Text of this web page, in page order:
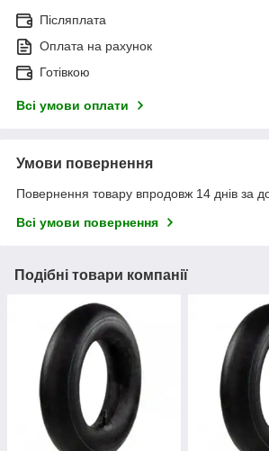
Післяплата
Оплата на рахунок
Готівкою
Всі умови оплати
Умови повернення
Повернення товару впродовж 14 днів за
Всі умови повернення
Подібні товари компанії